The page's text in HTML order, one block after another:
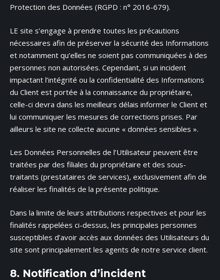
Protection des Données (RGPD : n° 2016-679).
LE site s’engage à prendre toutes les précautions
nécessaires afin de préserver la sécurité des Informations
et notamment qu’elles ne soient pas communiquées à des
personnes non autorisées. Cependant, si un incident
impactant l’intégrité ou la confidentialité des Informations
du Client est portée à la connaissance du propriétaire,
celle-ci devra dans les meilleurs délais informer le Client et
lui communiquer les mesures de corrections prises. Par
ailleurs le site ne collecte aucune « données sensibles ».
Les Données Personnelles de l’Utilisateur peuvent être
traitées par des filiales du propriétaire et des sous-
traitants (prestataires de services), exclusivement afin de
réaliser les finalités de la présente politique.
Dans la limite de leurs attributions respectives et pour les
finalités rappelées ci-dessus, les principales personnes
susceptibles d’avoir accès aux données des Utilisateurs du
site sont principalement les agents de notre service client.
8. Notification d’incident